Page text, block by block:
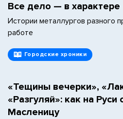
Все дело — в характере
Истории металлургов разного
работе
Городские хроники
«Тещины вечерки»,
«Разгуляй»: как на Руси
Масленицу